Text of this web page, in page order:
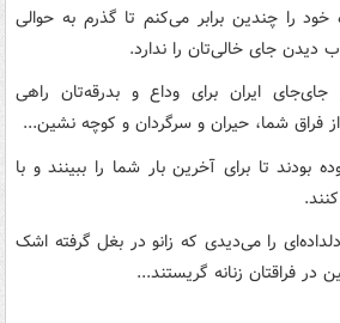
خود را چندین برابر می‌کنم تا گذرم به حوالی
دیدن جای خالی‌تان را ندارد.
ایران برای وداع و بدرقه‌تان راهی
فراق شما، حیران و سرگردان و کوچه نشین...
بودند تا برای آخرین بار شما را ببینند و با
را می‌دیدی که زانو در بغل گرفته اشک
فراقتان زنانه گریستند...